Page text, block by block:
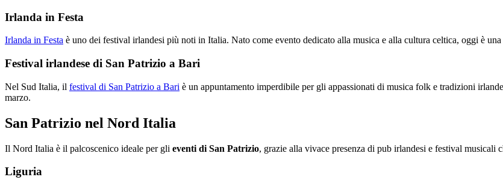
Irlanda in Festa
Irlanda in Festa è uno dei festival irlandesi più noti in Italia. Nato come evento dedicato alla musica e alla cultura celtica, oggi è
Festival irlandese di San Patrizio a Bari
Nel Sud Italia, il festival di San Patrizio a Bari è un appuntamento imperdibile per gli appassionati di musica folk e tradizioni
marzo.
San Patrizio nel Nord Italia
Il Nord Italia è il palcoscenico ideale per gli eventi di San Patrizio, grazie alla vivace presenza di pub irlandesi e festival musicali
Liguria